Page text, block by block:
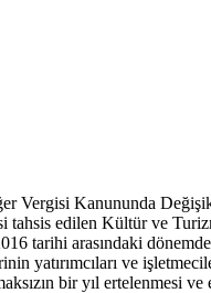
Vergisi Kanununda
edilen Kültür ve
tarihi arasındaki
yatırımcıları ve
bir yıl ertelenmesi